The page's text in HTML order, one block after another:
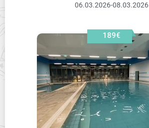
06.03.2026-08.03.2026
189€